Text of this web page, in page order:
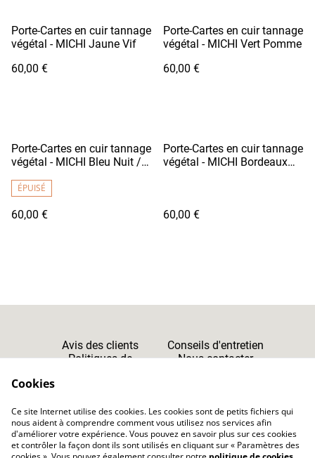
Porte-Cartes en cuir tannage
végétal - MICHI Jaune Vif
60,00 €
Porte-Cartes en cuir tannage
végétal - MICHI Vert Pomme
60,00 €
Porte-Cartes en cuir tannage
végétal - MICHI Bleu Nuit /
ÉPUISÉ
60,00 €
Porte-Cartes en cuir tannage
végétal - MICHI Bordeaux
60,00 €
Avis des clients
Conseils d'entretien
Politiques de
Nous contacter
CGV
Cookies
Ce site Internet utilise des cookies. Les cookies sont de petits fichiers qui
nous aident à comprendre comment vous utilisez nos services afin
d'améliorer votre expérience. Vous pouvez en savoir plus sur ces cookies
et contrôler la façon dont ils sont utilisés en cliquant sur « Paramètres des